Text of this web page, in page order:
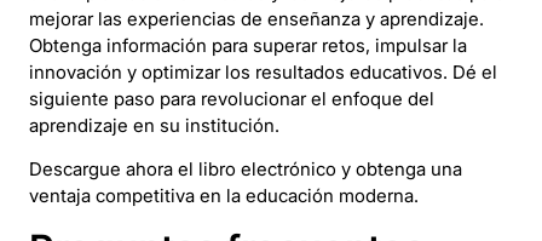
mejorar las experiencias de enseñanza y aprendizaje.
Obtenga información para superar retos, impulsar la
innovación y optimizar los resultados educativos. Dé el
siguiente paso para revolucionar el enfoque del
aprendizaje en su institución.
Descargue ahora el libro electrónico y obtenga una
ventaja competitiva en la educación moderna.